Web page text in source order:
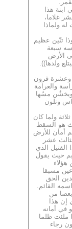
ابنة هذا
غلاما،
ولماذا
تنّين عظيم
سبعة
الأرض
ولدها)).
وعشرة قرون
والعرامة
ويخشُن مسُها
وتلون
ولما كان
هو السقط
أمان للأرض
عشر
القتيل الذي
حيث يقول
هؤلاء
مسبقا
الحق
القائم.
من
إن هذا
في أمانه
ملئت ظلما
رجاء